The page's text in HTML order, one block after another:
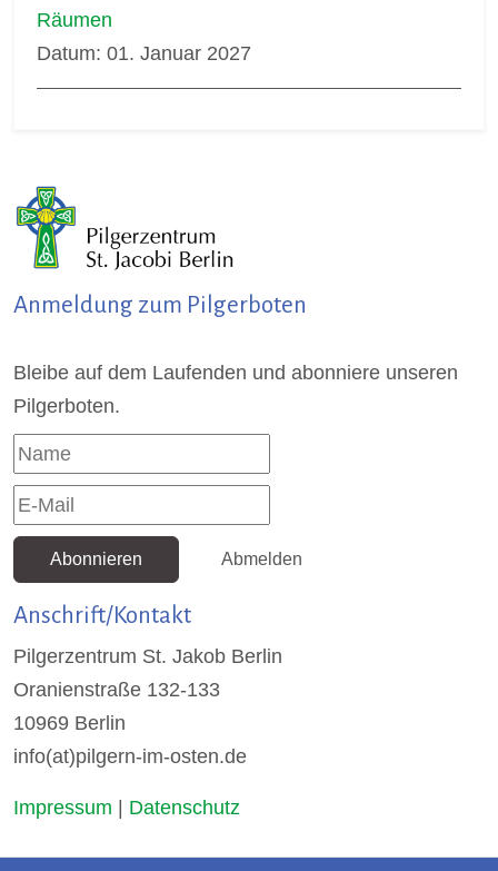
Räumen
Datum: 01. Januar 2027
Anmeldung zum Pilgerboten
Bleibe auf dem Laufenden und abonniere unseren
Pilgerboten.
Abonnieren Abmelden
Anschrift/Kontakt
Pilgerzentrum St. Jakob Berlin
Oranienstraße 132-133
10969 Berlin
info(at)pilgern-im-osten.de
Impressum Datenschutz